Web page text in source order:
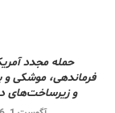
حمله مجدد
فرماندهی، موشکی و
و زیرساخت‌های